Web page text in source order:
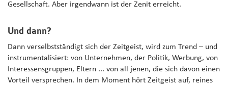
Gesellschaft. Aber irgendwann ist der Zenit erreicht.
Und dann?
Dann verselbstständigt sich der Zeitgeist, wird zum Trend – und
instrumentalisiert: von Unternehmen, der Politik, Werbung, von
Interessensgruppen, Eltern ... von all jenen, die sich davon einen
Vorteil versprechen. In dem Moment hört Zeitgeist auf, reines